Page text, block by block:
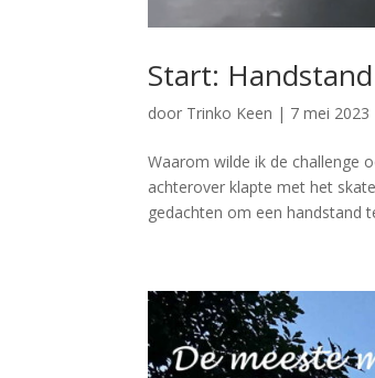
Start:
door Trinko Keen | 7 mei 2023
Waarom wilde ik de challenge
achterover klapte met het
gedachten om een handstand